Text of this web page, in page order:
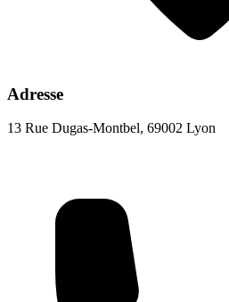
Adresse
13 Rue Dugas-Montbel, 69002 Lyon